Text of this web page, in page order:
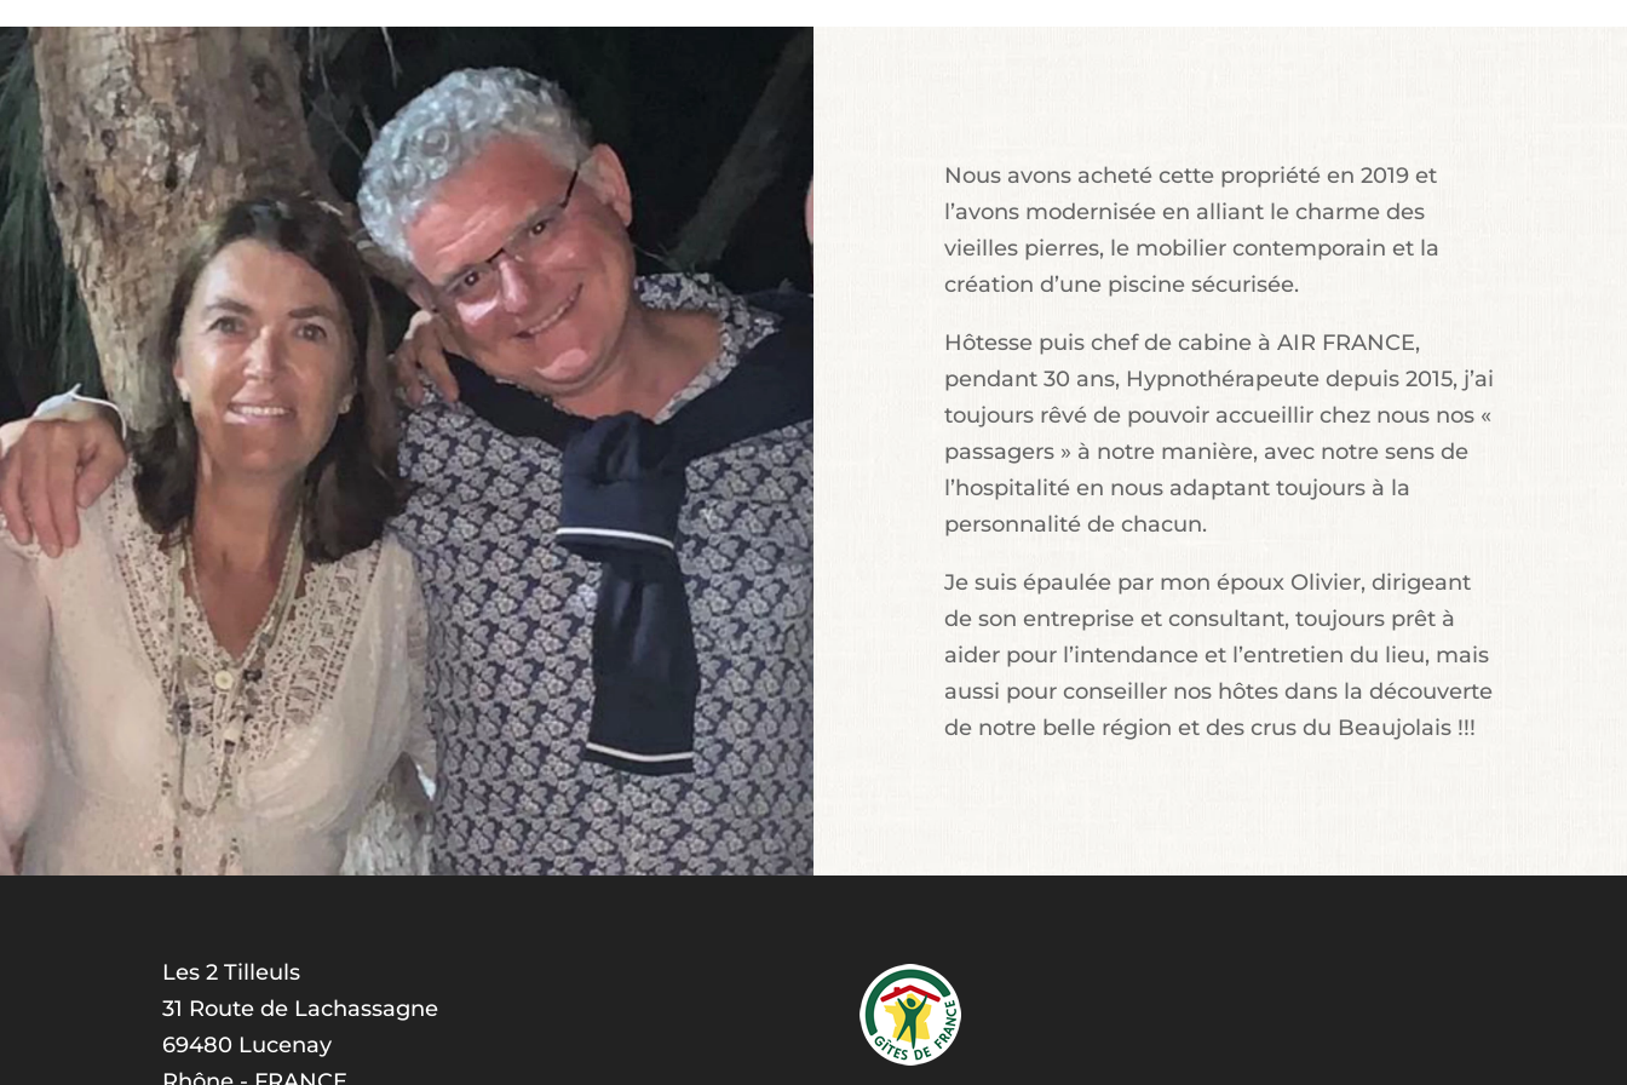
Nous avons acheté cette propriété en 2019 et
l’avons modernisée en alliant le charme des
vieilles pierres, le mobilier contemporain et la
création d’une piscine sécurisée.
Hôtesse puis chef de cabine à AIR FRANCE,
pendant 30 ans, Hypnothérapeute depuis 2015, j’ai
toujours rêvé de pouvoir accueillir chez nous nos «
passagers » à notre manière, avec notre sens de
l’hospitalité en nous adaptant toujours à la
personnalité de chacun.
Je suis épaulée par mon époux Olivier, dirigeant
de son entreprise et consultant, toujours prêt à
aider pour l’intendance et l’entretien du lieu, mais
aussi pour conseiller nos hôtes dans la découverte
de notre belle région et des crus du Beaujolais !!!
Les 2 Tilleuls
31 Route de Lachassagne
69480 Lucenay